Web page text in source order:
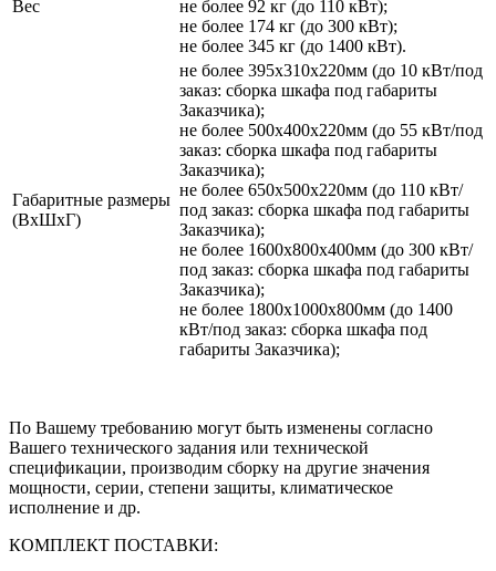
Вес
не более 92 кг (до 110 кВт);
не более 174 кг (до 300 кВт);
не более 345 кг (до 1400 кВт).
Габаритные размеры
(ВхШхГ)
не более 395х310х220мм (до 10 кВт/под
заказ: сборка шкафа под габариты
Заказчика);
не более 500х400х220мм (до 55 кВт/под
заказ: сборка шкафа под габариты
Заказчика);
не более 650х500х220мм (до 110 кВт/
под заказ: сборка шкафа под габариты
Заказчика);
не более 1600х800х400мм (до 300 кВт/
под заказ: сборка шкафа под габариты
Заказчика);
не более 1800х1000х800мм (до 1400
кВт/под заказ: сборка шкафа под
габариты Заказчика);
По Вашему требованию могут быть изменены согласно
Вашего технического задания или технической
спецификации, производим сборку на другие значения
мощности, серии, степени защиты, климатическое
исполнение и др.
КОМПЛЕКТ ПОСТАВКИ: